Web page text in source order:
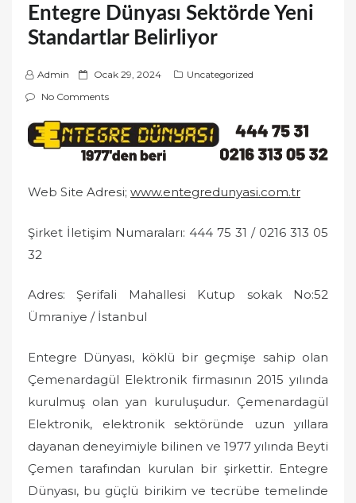
Entegre Dünyası Sektörde Yeni
Standartlar Belirliyor
Admin
P
o
t
e
o
Ocak 29, 2024
Uncategorized
No Comments
Web Site Adresi; www.entegredunyasi.com.tr
Şirket İletişim Numaraları: 444 75 31 / 0216 313 05
32
Adres: Şerifali Mahallesi Kutup sokak No:52
Ümraniye / İstanbul
Entegre Dünyası, köklü bir geçmişe sahip olan
Çemenardagül Elektronik firmasının 2015 yılında
kurulmuş olan yan kuruluşudur. Çemenardagül
Elektronik, elektronik sektöründe uzun yıllara
dayanan deneyimiyle bilinen ve 1977 yılında Beyti
Çemen tarafından kurulan bir şirkettir. Entegre
Dünyası, bu güçlü birikim ve tecrübe temelinde